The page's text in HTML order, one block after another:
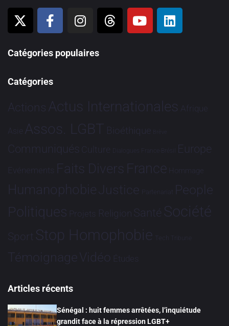
Catégories populaires
Catégories
Actions Actus Internationales Afrique
Asie Assos. LGBT Bioéthique Brève
Communiqués Culture Dialogues France-Brésil Europe
Evénements Faits Divers France Hommage
HumanophobieJustice Partenariat People
Politiques Projets Religion Santé Société
Sport Stop Homophobie Tech Tribune
TémoignageVidéo Études
Articles récents
Sénégal : huit femmes arrêtées, l’inquiétude
grandit face à la répression LGBT+